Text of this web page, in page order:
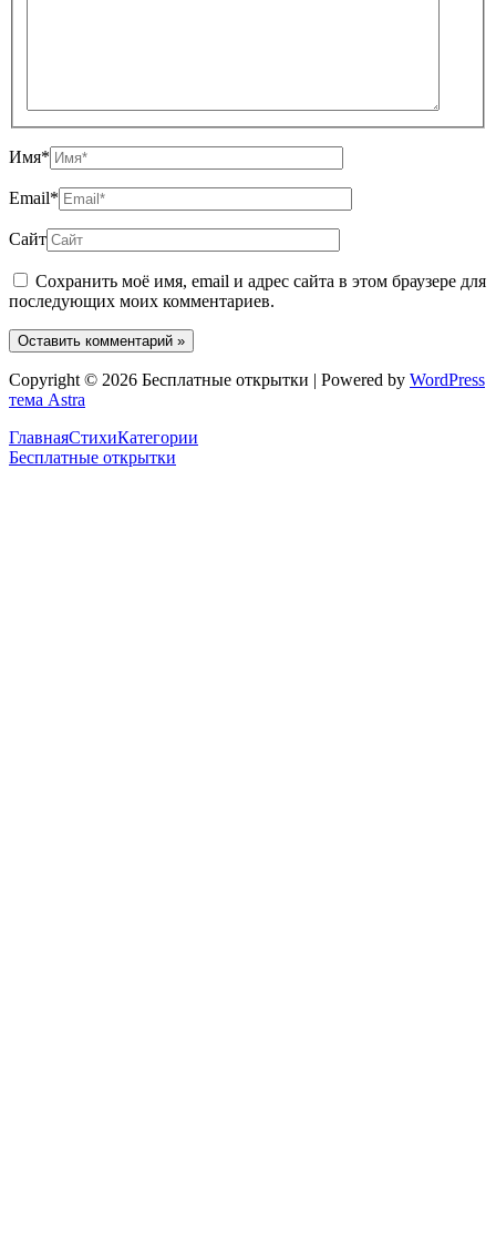
Имя*
Email*
Сайт
Сохранить моё имя, email и адрес сайта в этом браузере для
последующих моих комментариев.
Copyright © 2026 Бесплатные открытки | Powered by WordPress
тема Astra
ГлавнаяСтихиКатегории
Бесплатные открытки